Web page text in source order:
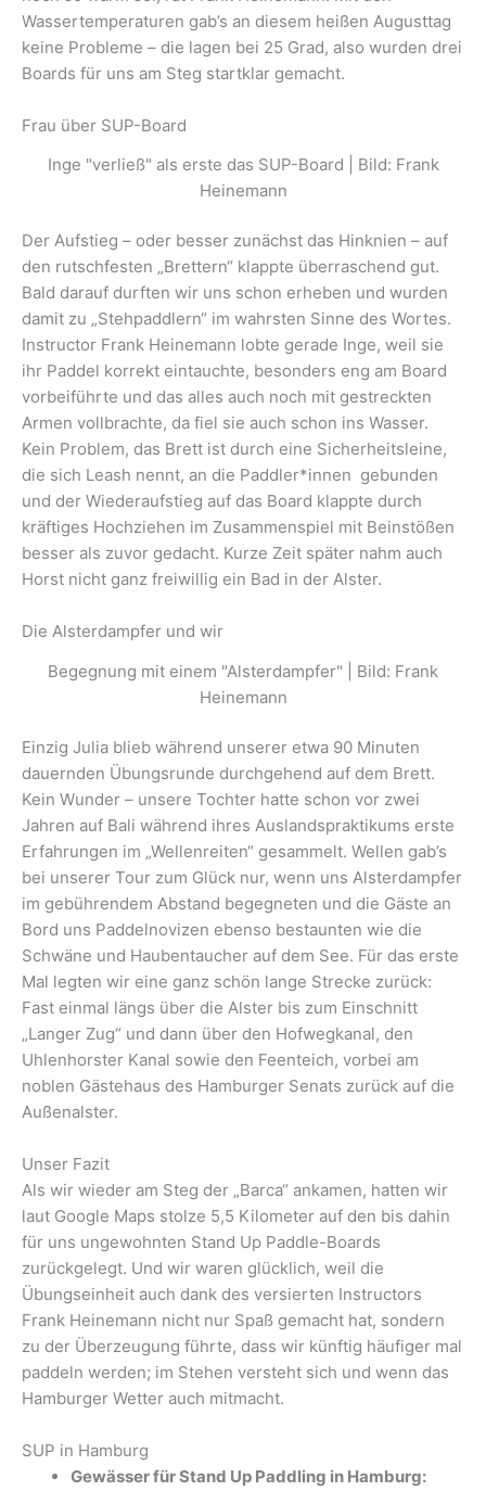
Wassertemperaturen gab’s an diesem heißen Augusttag
keine Probleme – die lagen bei 25 Grad, also wurden drei
Boards für uns am Steg startklar gemacht.
Frau über SUP-Board
Inge "verließ" als erste das SUP-Board | Bild: Frank
Heinemann
Der Aufstieg – oder besser zunächst das Hinknien – auf
den rutschfesten „Brettern“ klappte überraschend gut.
Bald darauf durften wir uns schon erheben und wurden
damit zu „Stehpaddlern“ im wahrsten Sinne des Wortes.
Instructor Frank Heinemann lobte gerade Inge, weil sie
ihr Paddel korrekt eintauchte, besonders eng am Board
vorbeiführte und das alles auch noch mit gestreckten
Armen vollbrachte, da fiel sie auch schon ins Wasser.
Kein Problem, das Brett ist durch eine Sicherheitsleine,
die sich Leash nennt, an die Paddler*innen gebunden
und der Wiederaufstieg auf das Board klappte durch
kräftiges Hochziehen im Zusammenspiel mit Beinstößen
besser als zuvor gedacht. Kurze Zeit später nahm auch
Horst nicht ganz freiwillig ein Bad in der Alster.
Die Alsterdampfer und wir
Begegnung mit einem "Alsterdampfer" | Bild: Frank
Heinemann
Einzig Julia blieb während unserer etwa 90 Minuten
dauernden Übungsrunde durchgehend auf dem Brett.
Kein Wunder – unsere Tochter hatte schon vor zwei
Jahren auf Bali während ihres Auslandspraktikums erste
Erfahrungen im „Wellenreiten“ gesammelt. Wellen gab’s
bei unserer Tour zum Glück nur, wenn uns Alsterdampfer
im gebührendem Abstand begegneten und die Gäste an
Bord uns Paddelnovizen ebenso bestaunten wie die
Schwäne und Haubentaucher auf dem See. Für das erste
Mal legten wir eine ganz schön lange Strecke zurück:
Fast einmal längs über die Alster bis zum Einschnitt
„Langer Zug“ und dann über den Hofwegkanal, den
Uhlenhorster Kanal sowie den Feenteich, vorbei am
noblen Gästehaus des Hamburger Senats zurück auf die
Außenalster.
Unser Fazit
Als wir wieder am Steg der „Barca“ ankamen, hatten wir
laut Google Maps stolze 5,5 Kilometer auf den bis dahin
für uns ungewohnten Stand Up Paddle-Boards
zurückgelegt. Und wir waren glücklich, weil die
Übungseinheit auch dank des versierten Instructors
Frank Heinemann nicht nur Spaß gemacht hat, sondern
zu der Überzeugung führte, dass wir künftig häufiger mal
paddeln werden; im Stehen versteht sich und wenn das
Hamburger Wetter auch mitmacht.
SUP in Hamburg
Gewässer für Stand Up Paddling in Hamburg: